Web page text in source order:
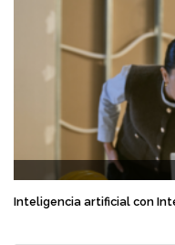
Inteligencia artificial con